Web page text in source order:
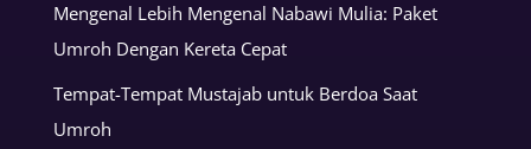
Mengenal Lebih Mengenal Nabawi Mulia: Paket
Umroh Dengan Kereta Cepat
Tempat-Tempat Mustajab untuk Berdoa Saat
Umroh